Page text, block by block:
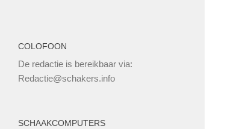
COLOFOON
De redactie is bereikbaar via:
Redactie@schakers.info
SCHAAKCOMPUTERS